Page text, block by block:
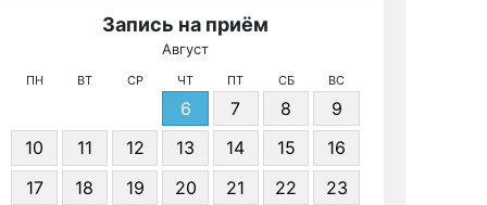
Запись на приём
Август
ПН ВТ СР ЧТ ПТ СБ ВС
6 7 8
9
10
11 12 13 14 15
16
17
18 19 20 21 22
23